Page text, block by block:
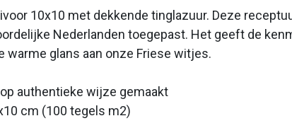
10x10 met dekkende tinglazuur. Deze
Nederlanden toegepast. Het geeft de
warme glans aan onze Friese witjes.
authentieke wijze gemaakt
cm (100 tegels m2)